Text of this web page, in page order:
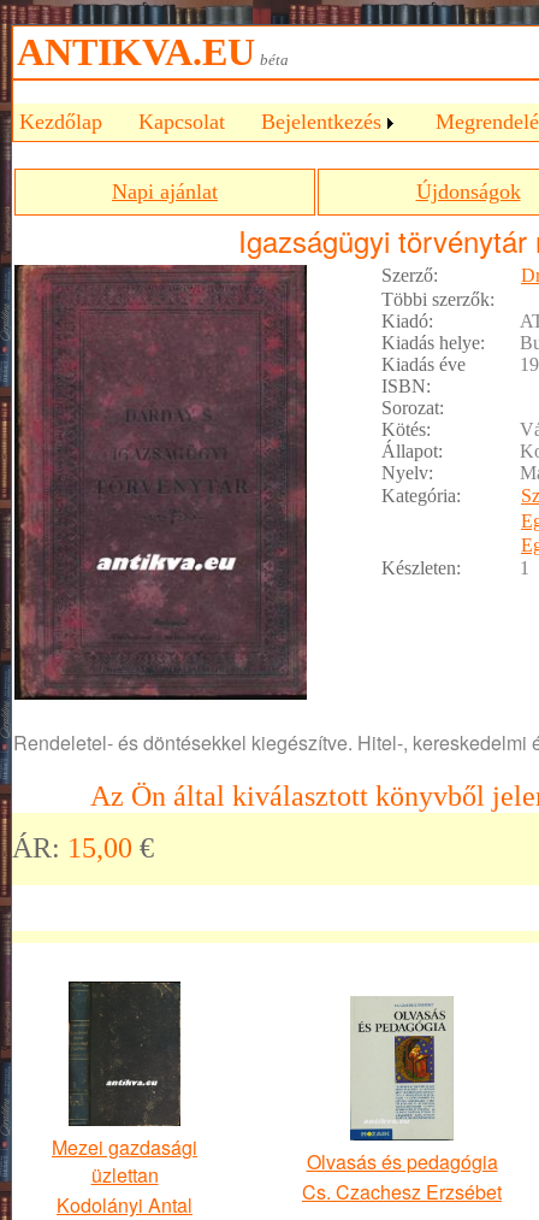
ANTIKVA.EU béta
Kezdőlap Kapcsolat Bejelentkezés
Napi ajánlat Újdonságok
Igazságügyi törvénytár
Szerző:
Többi szerzők:
Kiadó:
Kiadás helye:
Kiadás éve
ISBN:
Sorozat:
Kötés:
Állapot:
Nyelv:
Kategória:
Készleten:
1
Rendeletel- és döntésekkel kiegészítve. Hitel-, kereskedelmi
Az Ön által kiválasztott könyvből
ÁR: 15,00 €
Mezei gazdasági
üzlettan
Kodolányi Antal
Olvasás és pedagógia
Cs. Czachesz Erzsébet